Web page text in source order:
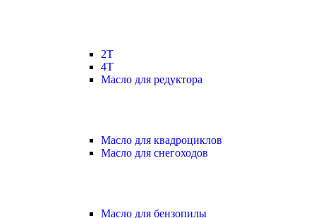
2Т
4Т
Масло для редуктора
Масло для квадроциклов
Масло для снегоходов
Масло для бензопилы